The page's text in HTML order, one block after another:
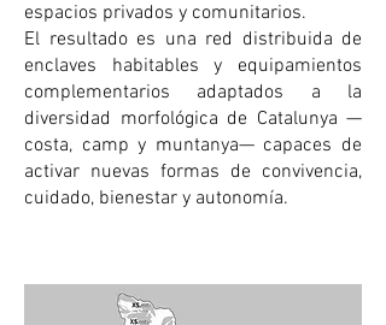
espacios privados y comunitarios.
El resultado es una red distribuida de
enclaves habitables y equipamientos
complementarios adaptados a la
diversidad morfológica de Catalunya —
costa, camp y muntanya— capaces de
activar nuevas formas de convivencia,
cuidado, bienestar y autonomía.